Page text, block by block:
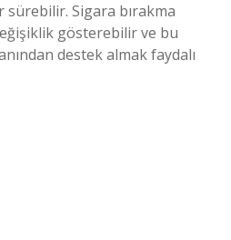
sürebilir. Sigara bırakma
gösterebilir ve bu
destek almak faydalı